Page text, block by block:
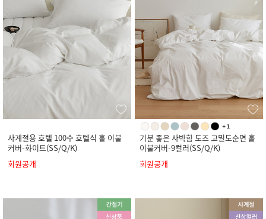
사계절용 호텔 100수 호텔식 홑 이불
커버-화이트(SS/Q/K)
회원공개
기분 좋은 사박함 도즈 고밀도순면 홑
이불커버-9컬러(SS/Q/K)
회원공개